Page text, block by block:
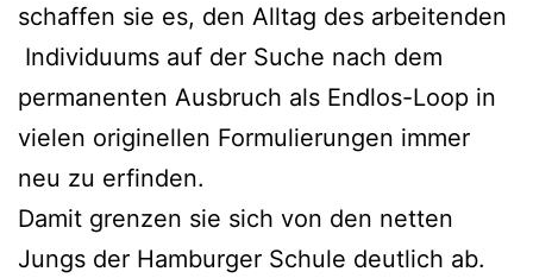
schaffen sie es, den Alltag des arbeitenden
Individuums auf der Suche nach dem
permanenten Ausbruch als Endlos-Loop in
vielen originellen Formulierungen immer
neu zu erfinden.
Damit grenzen sie sich von den netten
Jungs der Hamburger Schule deutlich ab.